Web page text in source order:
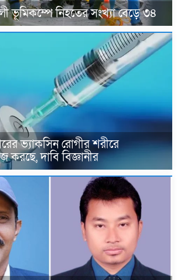
ভূমিকম্পে নিহতের সংখ্যা বেড়ে ৩৪
ভ্যাকসিন রোগীর শরীরে
করছে, দাবি বিজ্ঞানীর